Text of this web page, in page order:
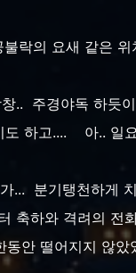
락의 요새 같은
.. 주경야독 하듯
하고.... 아.. 일
... 분기탱천하게
축하와 격려의
안 떨어지지 않